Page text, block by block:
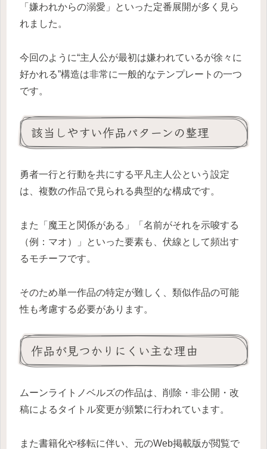
「嫌われからの溺愛」といった定番展開が多く見ら
れました。
今回のように“主人公が最初は嫌われているが徐々に
好かれる”構造は非常に一般的なテンプレートの一つ
です。
該当しやすい作品パターンの整理
勇者一行と行動を共にする平凡主人公という設定
は、複数の作品で見られる典型的な構成です。
また「魔王と関係がある」「名前がそれを示唆する
（例：マオ）」といった要素も、伏線として頻出す
るモチーフです。
そのため単一作品の特定が難しく、類似作品の可能
性も考慮する必要があります。
作品が見つかりにくい主な理由
ムーンライトノベルズの作品は、削除・非公開・改
稿によるタイトル変更が頻繁に行われています。
また書籍化や移転に伴い、元のWeb掲載版が閲覧で